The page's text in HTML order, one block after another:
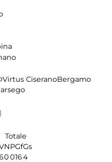
Virtus CiseranoBergamo
Totale
NPGfGs
00164